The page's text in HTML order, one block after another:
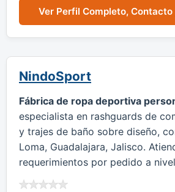
Ver Perfil Completo,
NindoSport
Fábrica de ropa deportiva
especialista en rashguards de
y trajes de baño sobre diseño,
Loma, Guadalajara, Jalisco.
requerimientos por pedido a